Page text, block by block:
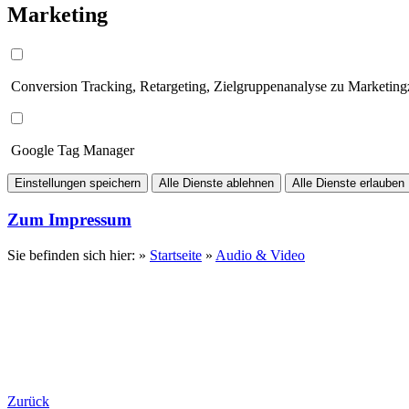
Marketing
Conversion Tracking, Retargeting, Zielgruppenanalyse zu
Google Tag Manager
Einstellungen speichern Alle Dienste ablehnen Alle Dienste erlauben
Zum Impressum
Sie befinden sich hier: » Startseite » Audio & Video
Zurück